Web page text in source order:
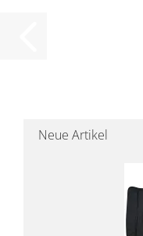
Neue Artikel